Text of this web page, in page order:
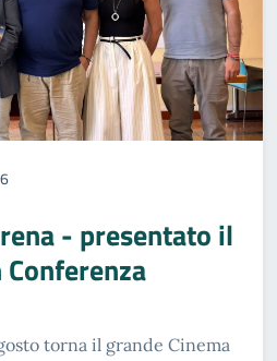
- presentato il
torna il grande Cinema